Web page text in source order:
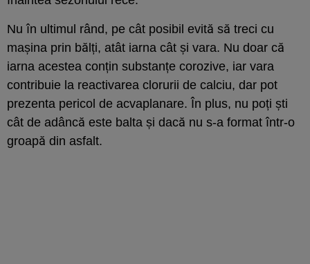
Nu în ultimul rând, pe cât posibil evită să treci cu
mașina prin bălți, atât iarna cât și vara. Nu doar că
iarna acestea conțin substanțe corozive, iar vara
contribuie la reactivarea clorurii de calciu, dar pot
prezenta pericol de acvaplanare. În plus, nu poți ști
cât de adâncă este balta și dacă nu s-a format într-o
groapă din asfalt.